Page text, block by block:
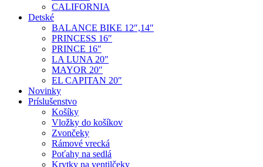
CALIFORNIA
Detské
BALANCE BIKE 12″,14″
PRINCESS 16″
PRINCE 16″
LA LUNA 20″
MAYOR 20″
EL CAPITAN 20″
Novinky
Príslušenstvo
Košíky
Vložky do košíkov
Zvončeky
Rámové vrecká
Poťahy na sedlá
Krytky na ventilčeky